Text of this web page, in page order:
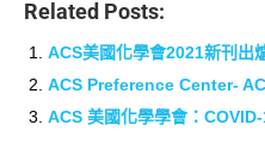
Related Posts:
ACS美國化學會2021新刊出
ACS Preference Center-
ACS 美國化學學會：